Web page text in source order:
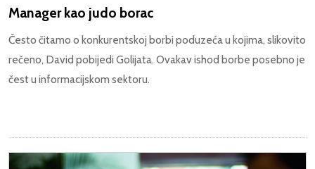
Manager kao judo borac
Često čitamo o konkurentskoj borbi poduzeća u kojima, slikovito
rečeno, David pobijedi Golijata. Ovakav ishod borbe posebno je
čest u informacijskom sektoru.